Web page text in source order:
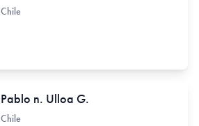
Chile
Pablo n. Ulloa G.
Chile